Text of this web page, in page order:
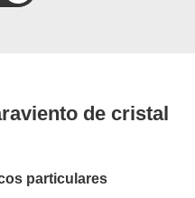
de cristal
particulares